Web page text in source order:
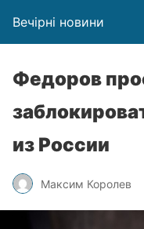
Вечірні новини
Федоров
из России
Максим Королев